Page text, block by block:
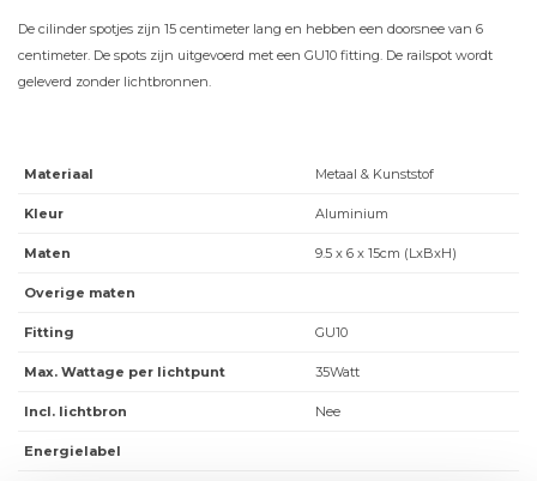
De cilinder spotjes zijn 15 centimeter lang en hebben een doorsnee van 6
centimeter. De spots zijn uitgevoerd met een GU10 fitting. De railspot wordt
geleverd zonder lichtbronnen.
Materiaal Metaal & Kunststof
Kleur Aluminium
Maten 9.5 x 6 x 15cm (LxBxH)
Overige maten
Fitting GU10
Max. Wattage per lichtpunt 35Watt
Incl. lichtbron Nee
Energielabel